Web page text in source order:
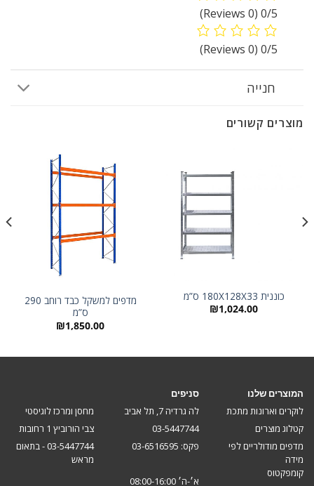
0/5
(0 Reviews)
0/5
(0 Reviews)
חנייה
מוצרים קשורים
כוננית 180X128X33 ס”מ
₪1,024.00
מדפים למשקל כבד רוחב 290
ס”מ
₪1,850.00
המוצרים שלנו
לוקרים וארונות מתכת
קטלוג מוצרים
מדפים מודולריים לפי
מידה
קומפקטוס
סניפים
לה גרדיה 7, תל אביב
03-5447744
פקס: 03-6516595
א׳-ה׳ 08:00-16:00
מחסן ומרכז לוגיסטי
צבי הורוביץ 1 רחובות
03-5447744 - בתאום
מראש